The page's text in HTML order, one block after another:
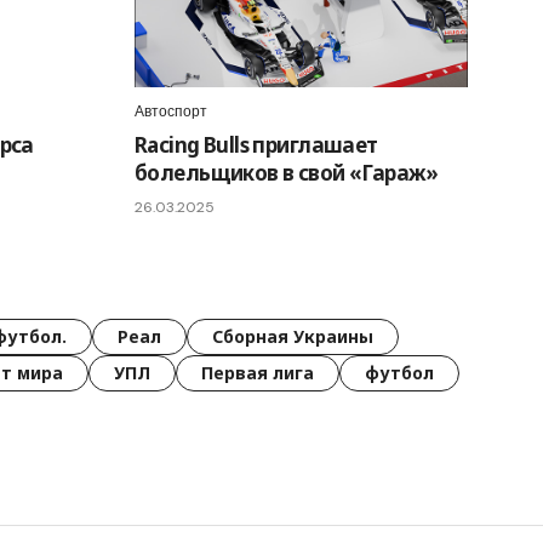
Автоспорт
Racing Bulls приглашает
болельщиков в свой «Гараж»
26.03.2025
Реал
Сборная Украины
мира
УПЛ Первая лига футбол